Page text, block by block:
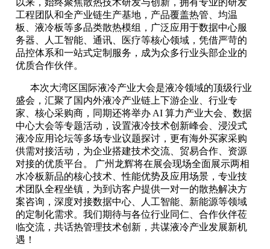
以来，始终聚焦散热技术研发与创新，拥有专业的研发
工程团队和全产业链生产基地，产品覆盖热管、均温
板、液冷板等多品类散热模组，广泛应用于数据中心服
务器、人工智能、通讯、 医疗等核心领域，凭借严苛的
品控体系和一站式定制服务，成为众多行业头部企业的
优质合作伙伴。
本次大湾区国际液冷产业大会是液冷领域的顶级行业
盛会，汇聚了国内外液冷产业链上下游企业、行业专
家、核心采购商，同期还将举办AI 算力产业大会、数据
中心大会等专题活动，设置液冷技术创新峰会、浸没式
液冷应用论坛等多场专业议题探讨，更有海外买家采购
供需对接活动，为企业搭建技术交流、贸易合作、资源
对接的优质平台。 广州龙辉将在展会现场全面展示两相
水冷板新品的核心技术、性能优势及应用场景，专业技
术团队全程坐镇，为到访客户提供一对一的散热解决方
案咨询，深度对接数据中心、人工智能、新能源等领域
的定制化需求。我们期待与各位行业同仁、合作伙伴莅
临交流，共话热管理技术创新，共谋液冷产业发展新机
遇！